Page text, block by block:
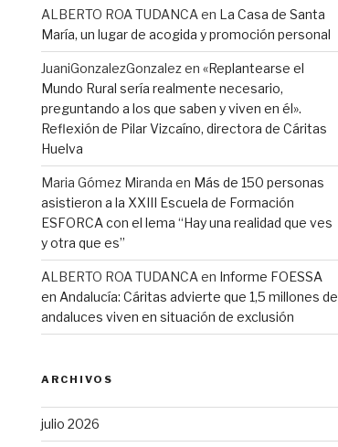
ALBERTO ROA TUDANCAen La Casa de Santa
María, un lugar de acogida y promoción personal
JuaniGonzalezGonzalezen «Replantearse el
Mundo Rural sería realmente necesario,
preguntando a los que saben y viven en él».
Reflexión de Pilar Vizcaíno, directora de Cáritas
Huelva
Maria Gómez Miranda en Más de 150 personas
asistieron a la XXIII Escuela de Formación
ESFORCA con el lema “Hay una realidad que ves
y otra que es”
ALBERTO ROA TUDANCAen Informe FOESSA
en Andalucía: Cáritas advierte que 1,5 millones de
andaluces viven en situación de exclusión
ARCHIVOS
julio 2026